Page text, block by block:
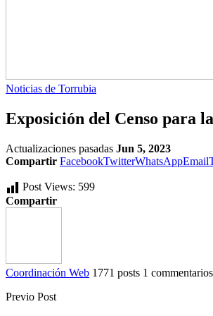
Noticias de Torrubia
Exposición del Censo para
Actualizaciones pasadas Jun 5, 2023
Compartir FacebookTwitterWhatsAppEmail
Post Views: 599
Compartir
Coordinación Web 1771 posts 1 commentarios
Previo Post